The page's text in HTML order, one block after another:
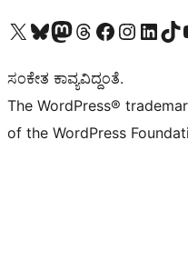
Visit our X (formerly Twitter) account
Visit our Bluesky account
Visit our Mastodon account
Visit our Threads account
Visit our Facebook page
Visit our Instagram
Visit ourVisit
ಸಂಕೇತ ಕಾವ್ಯವಿದ್ದಂತೆ.
The WordPress®
of the WordPress